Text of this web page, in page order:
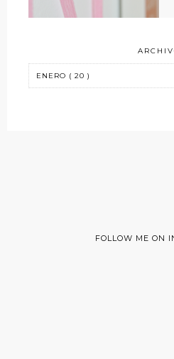
FOLLOW ME ON